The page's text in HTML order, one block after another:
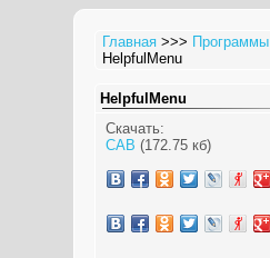
Главная >>> Программы
HelpfulMenu
HelpfulMenu
Скачать:
CAB (172.75 кб)